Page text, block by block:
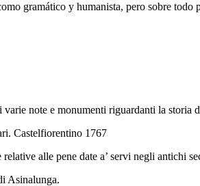
gramático y humanista, pero sobre
note e monumenti riguardanti la storia
Castelfiorentino 1767
alle pene date a’ servi negli antichi
Asinalunga.